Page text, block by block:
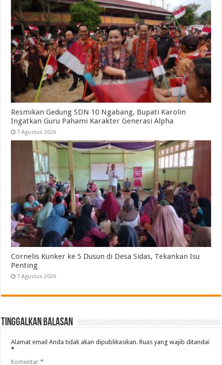
Resmikan Gedung SDN 10 Ngabang, Bupati Karolin
Ingatkan Guru Pahami Karakter Generasi Alpha
7 Agustus 2026
Cornelis Kunker ke 5 Dusun di Desa Sidas, Tekankan Isu
Penting
7 Agustus 2026
Tinggalkan Balasan
Alamat email Anda tidak akan dipublikasikan. Ruas yang wajib ditandai
*
Komentar*